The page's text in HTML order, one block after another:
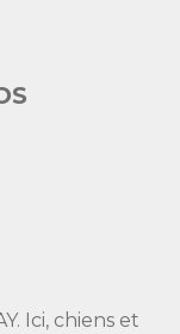
Ici, chiens et